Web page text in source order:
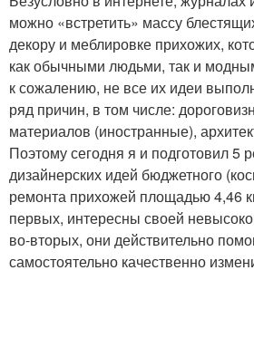
можно «встретить» массу
декору и меблировке прихожих,
как обычными людьми, так и
к сожалению, не все их идеи
ряд причин, в том числе:
материалов (иностранные),
Поэтому сегодня я и подготовил 5
дизайнерских идей бюджетного
ремонта прихожей площадью 4,46
первых, интересны своей
во-вторых, они действительно
самостоятельно качественно